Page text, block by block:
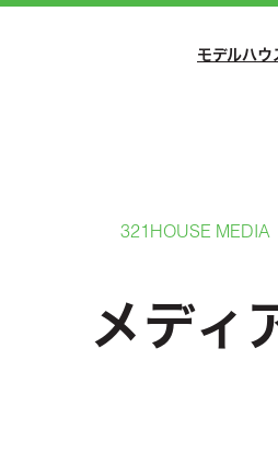
モデルハウ
321HOUSE MEDIA
メディ